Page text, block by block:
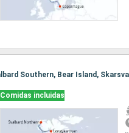
Comidas incluidas